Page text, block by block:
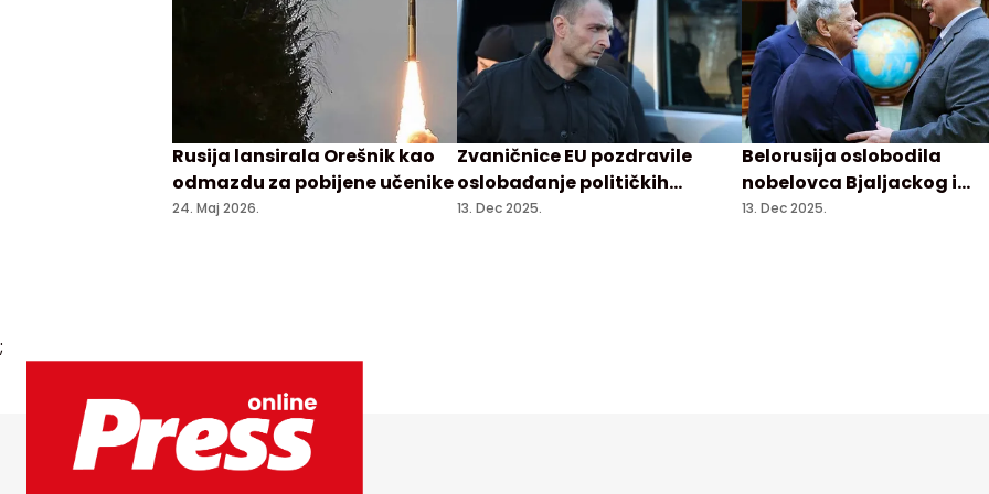
Rusija lansirala Orešnik kao
odmazdu za pobijene učenike
24. Maj 2026.
Zvaničnice EU pozdravile
oslobađanje političkih
zatvorenika u Belorusiji
13. Dec 2025.
Belorusija oslobodila
nobelovca Bjaljackog i
opozicionarku Kolesnikovu,
13. Dec 2025.
;